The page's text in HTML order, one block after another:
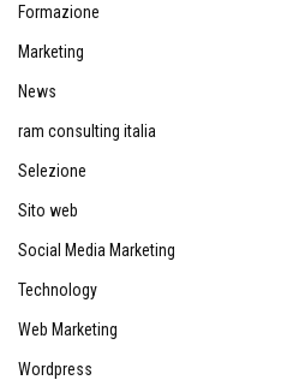
Formazione
Marketing
News
ram consulting italia
Selezione
Sito web
Social Media Marketing
Technology
Web Marketing
Wordpress